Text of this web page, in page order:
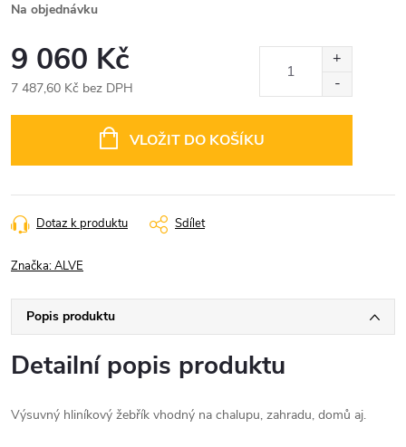
Na objednávku
9 060 Kč
7 487,60 Kč bez DPH
VLOŽIT DO KOŠÍKU
Dotaz k produktu Sdílet
Značka:ALVE
Popis produktu
Detailní popis produktu
Výsuvný hliníkový žebřík vhodný na chalupu, zahradu, domů aj.